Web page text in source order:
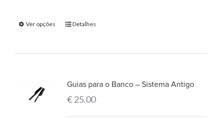
Ver opções Detalhes
Guias para o Banco – Sistema Antigo
€25.00